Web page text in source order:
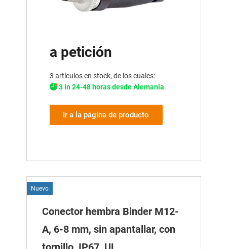
a petición
3 artículos en stock, de los cuales:
3 in 24-48 horas desde Alemania
Ir a la página de producto
Nuevo
Conector hembra Binder M12-
A, 6-8 mm, sin apantallar, con